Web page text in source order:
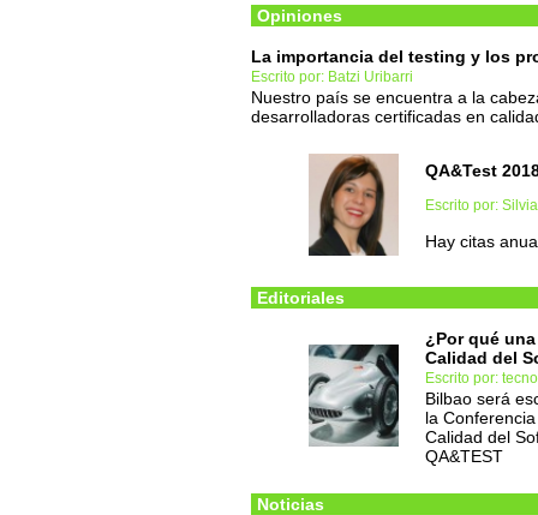
Opiniones
La importancia del testing y los
Escrito por: Batzi Uribarri
Nuestro país se encuentra a la
desarrolladoras certificadas en
QA&Test
Escrito por:
Hay citas
Editoriales
¿Por qué
Calidad del
Escrito por:
Bilbao será
la
Calidad del
QA&TEST
Noticias